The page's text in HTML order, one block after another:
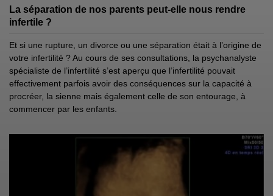
La séparation de nos parents peut-elle nous rendre
infertile ?
Et si une rupture, un divorce ou une séparation était à l’origine de
votre infertilité ? Au cours de ses consultations, la psychanalyste
spécialiste de l’infertilité s’est aperçu que l’infertilité pouvait
effectivement parfois avoir des conséquences sur la capacité à
procréer, la sienne mais également celle de son entourage, à
commencer par les enfants.